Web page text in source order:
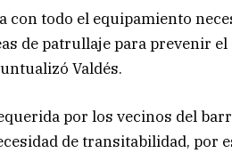
con todo el equipamiento
de patrullaje para prevenir
Valdés.
por los vecinos del
de transitabilidad, por